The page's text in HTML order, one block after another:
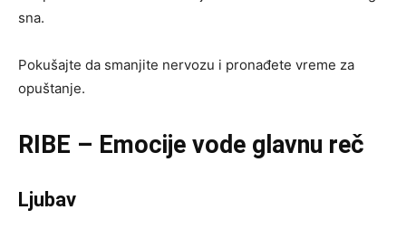
sna.
Pokušajte da smanjite nervozu i pronađete vreme za
opuštanje.
RIBE – Emocije vode glavnu reč
Ljubav